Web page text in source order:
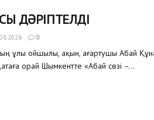
ДӘРІПТЕЛДІ
0
ұлы ойшылы, ақын, ағартушы Абай
орай Шымкентте «Абай сөзі –...